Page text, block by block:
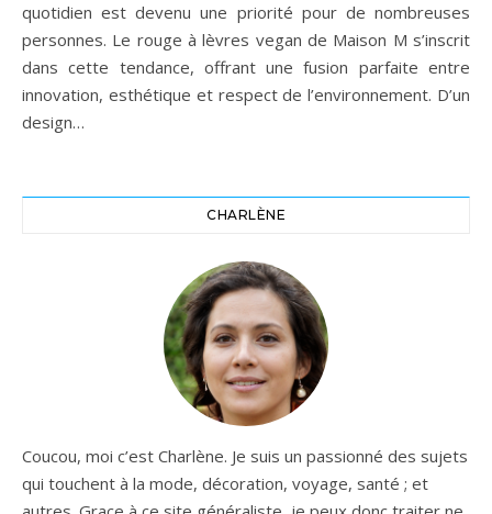
quotidien est devenu une priorité pour de nombreuses
personnes. Le rouge à lèvres vegan de Maison M s’inscrit
dans cette tendance, offrant une fusion parfaite entre
innovation, esthétique et respect de l’environnement. D’un
design…
CHARLÈNE
Coucou, moi c’est Charlène. Je suis un passionné des sujets
qui touchent à la mode, décoration, voyage, santé ; et